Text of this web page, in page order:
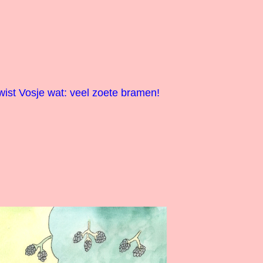
Vosje wat: veel zoete bramen!